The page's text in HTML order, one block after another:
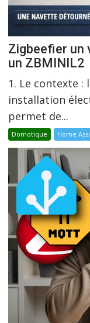
Zigbeefier un
un ZBMINIL2
1. Le contexte :
installation
permet de...
Domotique Home